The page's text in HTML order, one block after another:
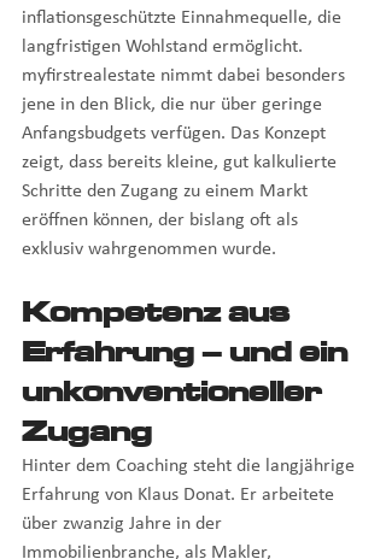
inflationsgeschützte Einnahmequelle, die
langfristigen Wohlstand ermöglicht.
myfirstrealestate nimmt dabei besonders
jene in den Blick, die nur über geringe
Anfangsbudgets verfügen. Das Konzept
zeigt, dass bereits kleine, gut kalkulierte
Schritte den Zugang zu einem Markt
eröffnen können, der bislang oft als
exklusiv wahrgenommen wurde.
Kompetenz aus
Erfahrung – und ein
unkonventioneller
Zugang
Hinter dem Coaching steht die langjährige
Erfahrung von Klaus Donat. Er arbeitete
über zwanzig Jahre in der
Immobilienbranche, als Makler,